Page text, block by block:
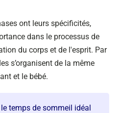
ont leurs spécificités,
dans le processus de
du corps et de l'esprit. Par
s’organisent de la même
et le bébé.
temps de sommeil idéal